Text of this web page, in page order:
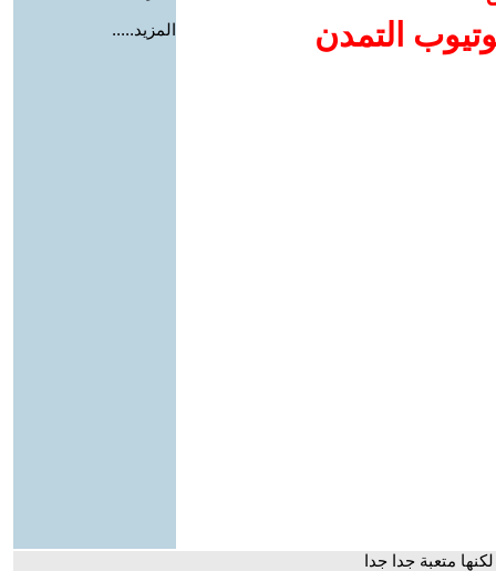
التمدن
المزيد.....
متعبة جدا جدا